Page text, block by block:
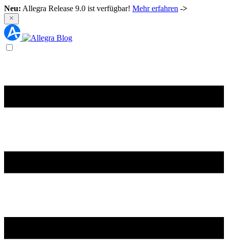
Neu: Allegra Release 9.0 ist verfügbar! Mehr erfahren ->